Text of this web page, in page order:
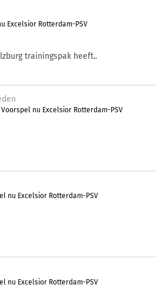
Excelsior Rotterdam-PSV
trainingspak heeft..
Voorspel nu Excelsior Rotterdam-PSV
nu Excelsior Rotterdam-PSV
nu Excelsior Rotterdam-PSV